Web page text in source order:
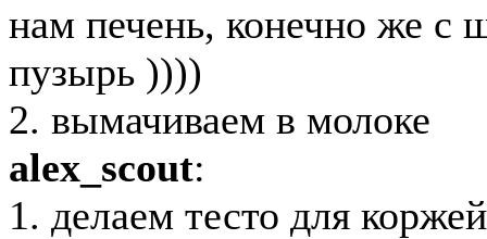
нам печень, конечно же с
пузырь ))))
2. вымачиваем в молоке
alex_scout:
1. делаем тесто для коржей